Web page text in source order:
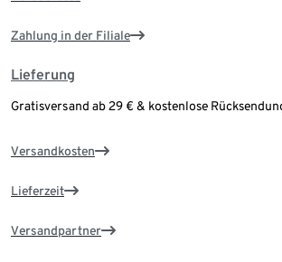
Zahlung in der Filiale
Lieferung
Gratisversand ab 29 € & kostenlose
Versandkosten
Lieferzeit
Versandpartner